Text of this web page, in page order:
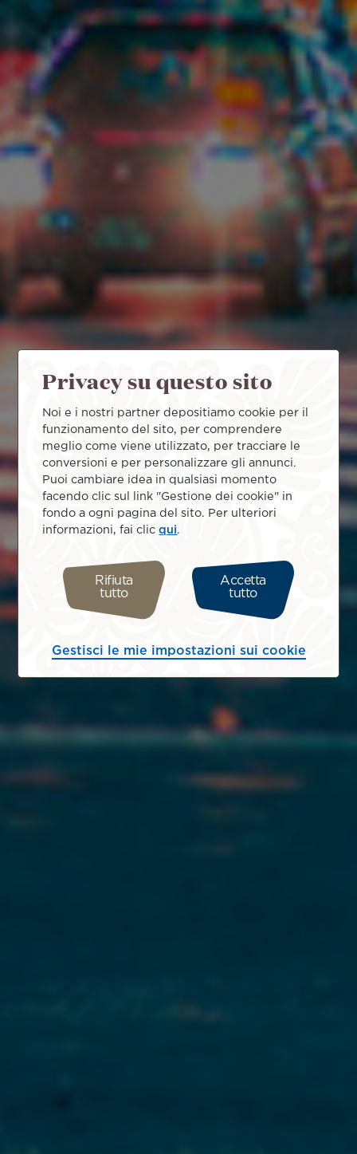
Privacy su questo sito
Noi e i nostri partner depositiamo cookie per il
funzionamento del sito, per comprendere
meglio come viene utilizzato, per tracciare le
conversioni e per personalizzare gli annunci.
Puoi cambiare idea in qualsiasi momento
facendo clic sul link "Gestione dei cookie" in
fondo a ogni pagina del sito. Per ulteriori
informazioni, fai clicqui.
Rifiuta
tutto
Accetta
tutto
Gestisci le mie impostazioni sui cookie